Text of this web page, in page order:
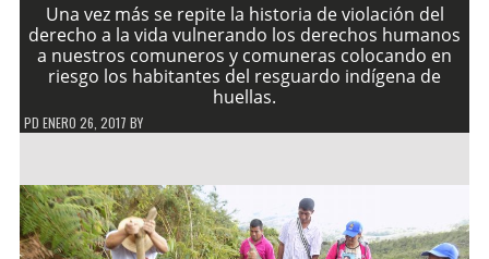
Una vez más se repite la historia de violación del
derecho a la vida vulnerando los derechos humanos
a nuestros comuneros y comuneras colocando en
riesgo los habitantes del resguardo indígena de
huellas.
PD ENERO 26, 2017 BY